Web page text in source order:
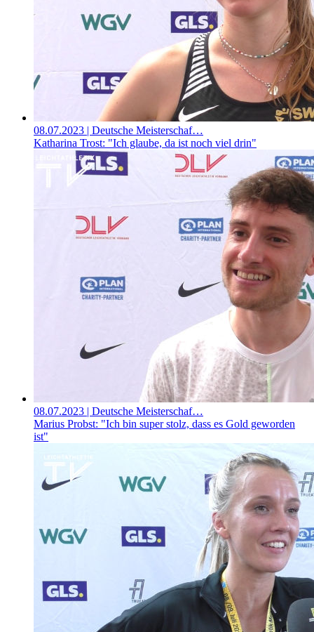
08.07.2023 | Deutsche Meisterschaf…
Katharina Trost: "Ich glaube, da ist noch viel drin"
08.07.2023 | Deutsche Meisterschaf…
Marius Probst: "Ich bin super stolz, dass es Gold geworden
ist"